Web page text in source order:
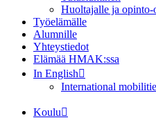
Huoltajalle ja opinto-
Työelämälle
Alumnille
Yhteystiedot
Elämää HMAK:ssa
In English
International
Koulu